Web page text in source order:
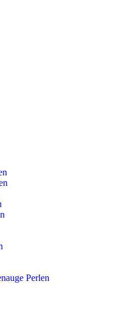
Perlen